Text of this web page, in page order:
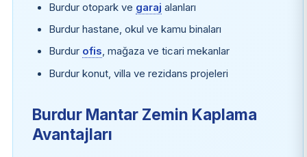
Burdur otopark ve garaj alanları
Burdur hastane, okul ve kamu binaları
Burdur ofis, mağaza ve ticari mekanlar
Burdur konut, villa ve rezidans projeleri
Burdur Mantar Zemin Kaplama
Avantajları